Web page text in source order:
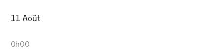
11 Août
0h00